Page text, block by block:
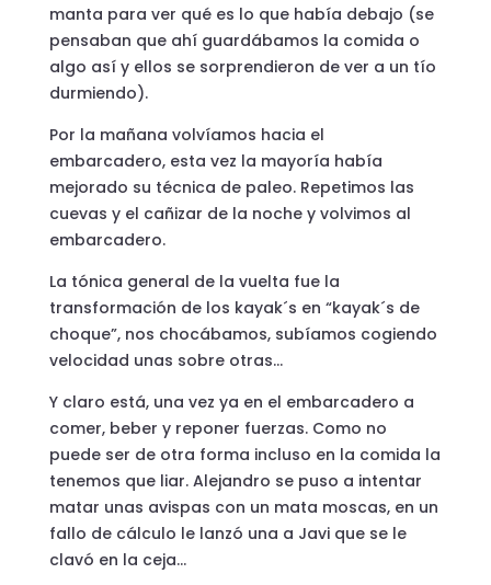
manta para ver qué es lo que había debajo (se
pensaban que ahí guardábamos la comida o
algo así y ellos se sorprendieron de ver a un tío
durmiendo).
Por la mañana volvíamos hacia el
embarcadero, esta vez la mayoría había
mejorado su técnica de paleo. Repetimos las
cuevas y el cañizar de la noche y volvimos al
embarcadero.
La tónica general de la vuelta fue la
transformación de los kayak´s en “kayak´s de
choque”, nos chocábamos, subíamos cogiendo
velocidad unas sobre otras…
Y claro está, una vez ya en el embarcadero a
comer, beber y reponer fuerzas. Como no
puede ser de otra forma incluso en la comida la
tenemos que liar. Alejandro se puso a intentar
matar unas avispas con un mata moscas, en un
fallo de cálculo le lanzó una a Javi que se le
clavó en la ceja…